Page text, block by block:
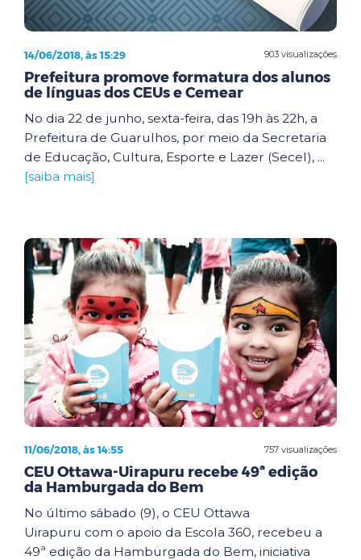
903 visualizações
14/06/2018, às 15:29
Prefeitura promove formatura dos alunos
de línguas dos CEUs e Cemear
No dia 22 de junho, sexta-feira, das 19h às 22h, a
Prefeitura de Guarulhos, por meio da Secretaria
de Educação, Cultura, Esporte e Lazer (Secel), ...
[saiba mais]
757 visualizações
11/06/2018, às 14:55
CEU Ottawa-Uirapuru recebe 49ª edição
da Hamburgada do Bem
No último sábado (9), o CEU Ottawa
Uirapuru com o apoio da Escola 360, recebeu a
49ª edição da Hamburgada do Bem, iniciativa